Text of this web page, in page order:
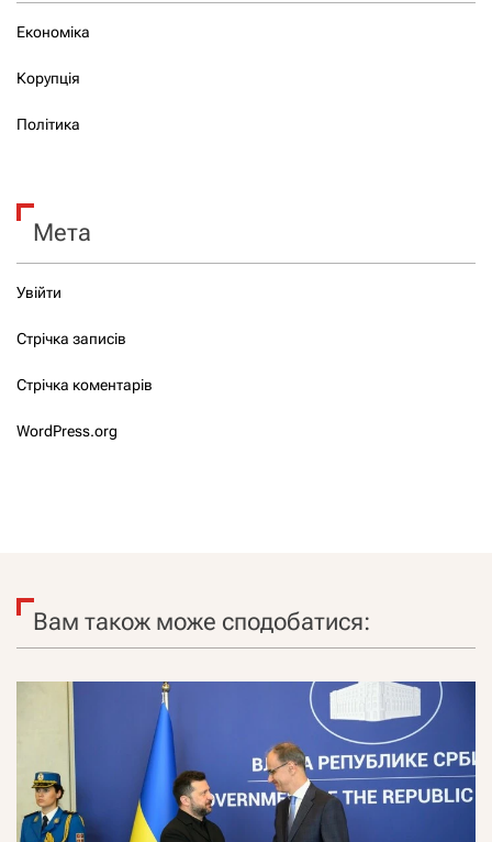
Економіка
Корупція
Політика
Мета
Увійти
Стрічка записів
Стрічка коментарів
WordPress.org
Вам також може сподобатися: